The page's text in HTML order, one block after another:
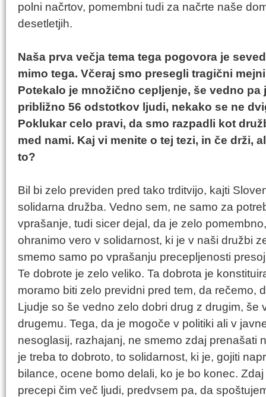
polni načrtov, pomembni tudi za načrte naše
desetletjih.
Naša prva večja tema tega pogovora je
mimo tega. Včeraj smo presegli tragični
Potekalo je množično cepljenje, še vedno
približno 56 odstotkov ljudi, nekako se ne
Poklukar celo pravi, da smo razpadli kot
med nami. Kaj vi menite o tej tezi, in če drži,
to?
Bil bi zelo previden pred tako trditvijo, kajti
solidarna družba. Vedno sem, ne samo za
vprašanje, tudi sicer dejal, da je zelo
ohranimo vero v solidarnost, ki je v naši družbi
smemo samo po vprašanju precepljenosti
Te dobrote je zelo veliko. Ta dobrota je
moramo biti zelo previdni pred tem, da rečemo,
Ljudje so še vedno zelo dobri drug z drugim, še
drugemu. Tega, da je mogoče v politiki ali v
nesoglasij, razhajanj, ne smemo zdaj prenašati
je treba to dobroto, to solidarnost, ki je, gojiti
bilance, ocene bomo delali, ko je bo konec.
precepi čim več ljudi, predvsem pa, da